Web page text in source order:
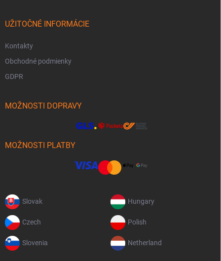
UŽITOČNÉ INFORMÁCIE
Kontakty
Obchodné podmienky
GDPR
MOŽNOSTI DOPRAVY
MOŽNOSTI PLATBY
Slovak Hungary
Czech Polish
Slovenia Netherland